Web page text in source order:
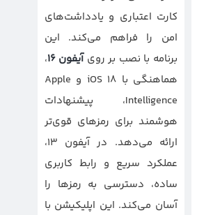
کارت اعتباری و یادداشت‌های
امن را فراهم می‌کند. این
برنامه با نصب بر رویآیفون ۱۶ ،
هماهنگی با iOS 18 و Apple
Intelligence، پیشنهادات
هوشمند برای رمزهای قوی‌تر
ارائه می‌دهد. در آیفون ۱۳،
عملکرد سریع و رابط کاربری
ساده، دسترسی به رمزها را
آسان می‌کند. این اپلیکیشن با